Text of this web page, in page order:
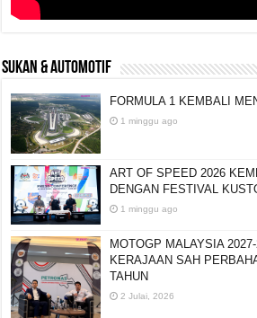
SUKAN & AUTOMOTIF
FORMULA 1 KEMBALI
1 minggu ago
ART OF SPEED 2026
DENGAN FESTIVAL
1 minggu ago
MOTOGP MALAYSIA
KERAJAAN SAH
TAHUN
2 Julai, 2026